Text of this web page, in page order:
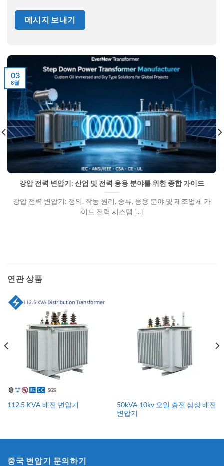
강압 전력 변압기: 산업 및 전력 응용 분야를 위한 종합 가이드
강압 전력 변압기: 정의, 작동 원리, 종류, 응용 분야 및 제조업체 가
이드 전력 시스템 [...]
03
8월
연관 상품
112.5 KVA 배전 변압기
50kVA 10kv 오일 충전 삼상 배전
변압기
중국 변압기 문의하기